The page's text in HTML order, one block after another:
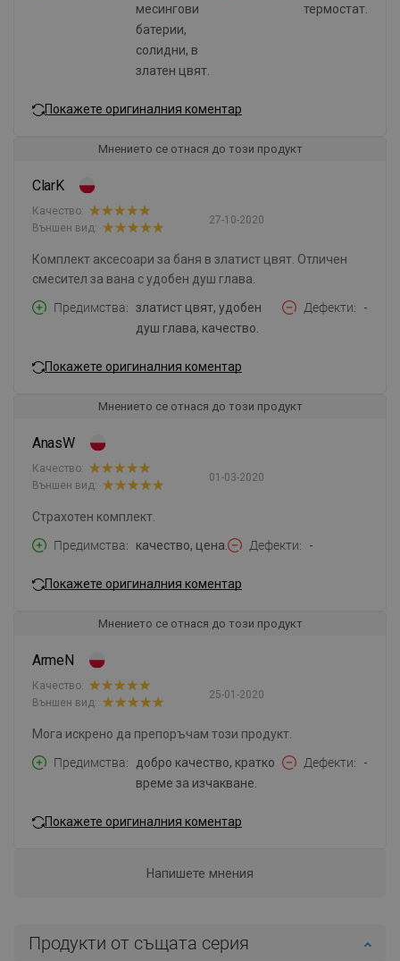
месингови
батерии,
солидни, в
златен цвят.
термостат.
Покажете оригиналния коментар
Мнението се отнася до този продукт
ClarK
27-10-2020
Качество:
Външен вид:
Комплект аксесоари за баня в златист цвят. Отличен
смесител за вана с удобен душ глава.
Предимства
златист цвят, удобен
душ глава, качество.
Дефекти -
Покажете оригиналния коментар
Мнението се отнася до този продукт
AnasW
01-03-2020
Качество:
Външен вид:
Страхотен комплект.
Предимства
качество, цена. Дефекти -
Покажете оригиналния коментар
Мнението се отнася до този продукт
ArmeN
25-01-2020
Качество:
Външен вид:
Мога искрено да препоръчам този продукт.
Предимства
добро качество, кратко
време за изчакване.
Дефекти -
Покажете оригиналния коментар
Напишете мнения
Продукти от същата серия